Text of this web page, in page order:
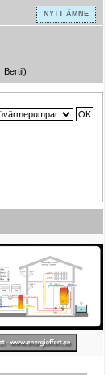
NYTT ÄMNE
Bertil)